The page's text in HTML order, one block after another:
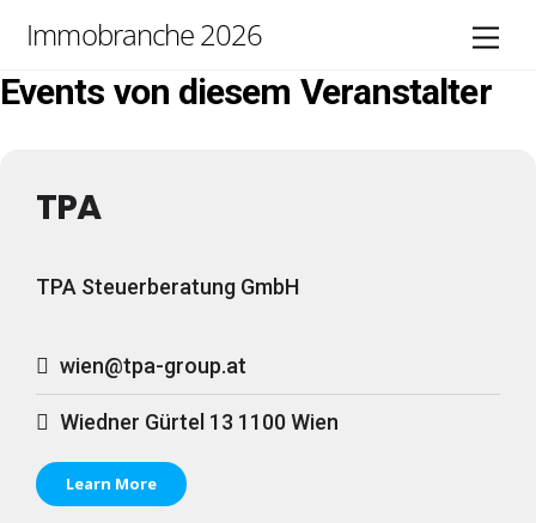
content
Immobranche 2026
Events von diesem Veranstalter
TPA
TPA Steuerberatung GmbH
wien@tpa-group.at
Wiedner Gürtel 13 1100 Wien
Learn More